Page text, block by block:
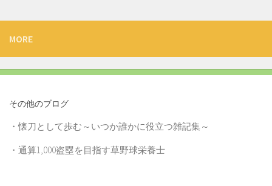
MORE
その他のブログ
・懐刀として歩む～いつか誰かに役立つ雑記集～
・ 通算1,000盗塁を目指す草野球栄養士